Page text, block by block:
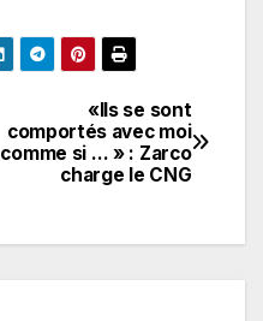
«Ils se sont
comportés avec moi
comme si … » : Zarco
charge le CNG